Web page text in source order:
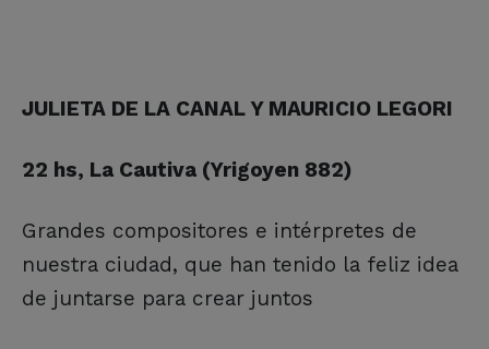
JULIETA DE LA CANAL Y MAURICIO LEGORI
22 hs, La Cautiva (Yrigoyen 882)
Grandes compositores e intérpretes de
nuestra ciudad, que han tenido la feliz idea
de juntarse para crear juntos